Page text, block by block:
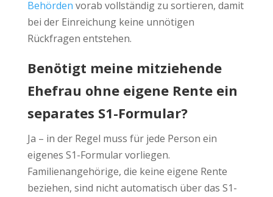
Behörden vorab vollständig zu sortieren, damit
bei der Einreichung keine unnötigen
Rückfragen entstehen.
Benötigt meine mitziehende
Ehefrau ohne eigene Rente ein
separates S1-Formular?
Ja – in der Regel muss für jede Person ein
eigenes S1-Formular vorliegen.
Familienangehörige, die keine eigene Rente
beziehen, sind nicht automatisch über das S1-